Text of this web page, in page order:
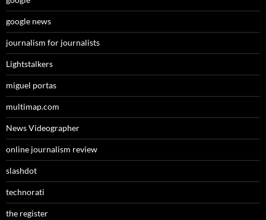
google news
journalism for journalists
Lightstalkers
miguel portas
multimap.com
News Videographer
online journalism review
slashdot
technorati
the register